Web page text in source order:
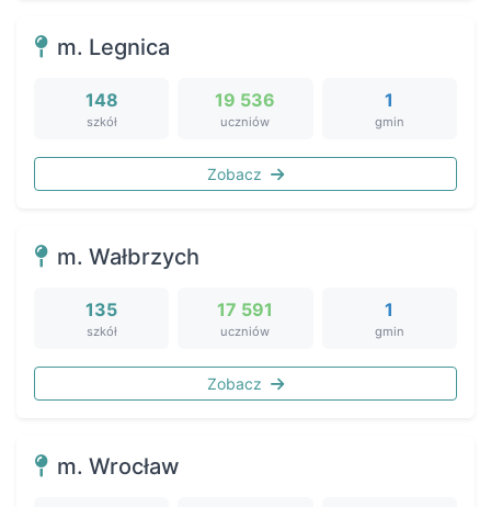
m. Legnica
148
szkół
19 536
uczniów
1
gmin
Zobacz
m. Wałbrzych
135
szkół
17 591
uczniów
1
gmin
Zobacz
m. Wrocław